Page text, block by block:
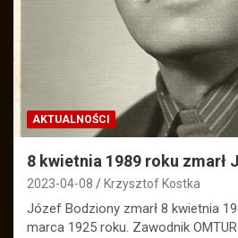
AKTUALNOŚCI
8 kwietnia 1989 roku zmarł
2023-04-08 Krzysztof Kostka
Józef Bodziony zmarł 8 kwietnia
marca 1925 roku. Zawodnik OMTUR